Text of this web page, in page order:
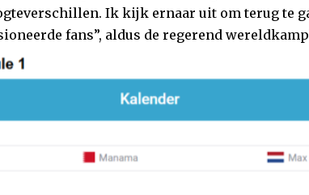
Ik kijk ernaar uit om terug te
fans”, aldus de regerend